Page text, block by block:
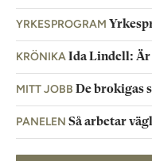
YRKESPROGRAM
KRÖNIKAIda Lindell:
MITT JOBB De brokigas
PANELEN Så arbetar